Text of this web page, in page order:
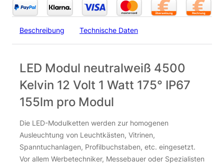
Beschreibung Technische Daten
LED Modul neutralweiß 4500
Kelvin 12 Volt 1 Watt 175° IP67
155lm pro Modul
Die LED-Modulketten werden zur homogenen
Ausleuchtung von Leuchtkästen, Vitrinen,
Spanntuchanlagen, Profilbuchstaben, etc. eingesetzt.
Vor allem Werbetechniker, Messebauer oder Spezialisten